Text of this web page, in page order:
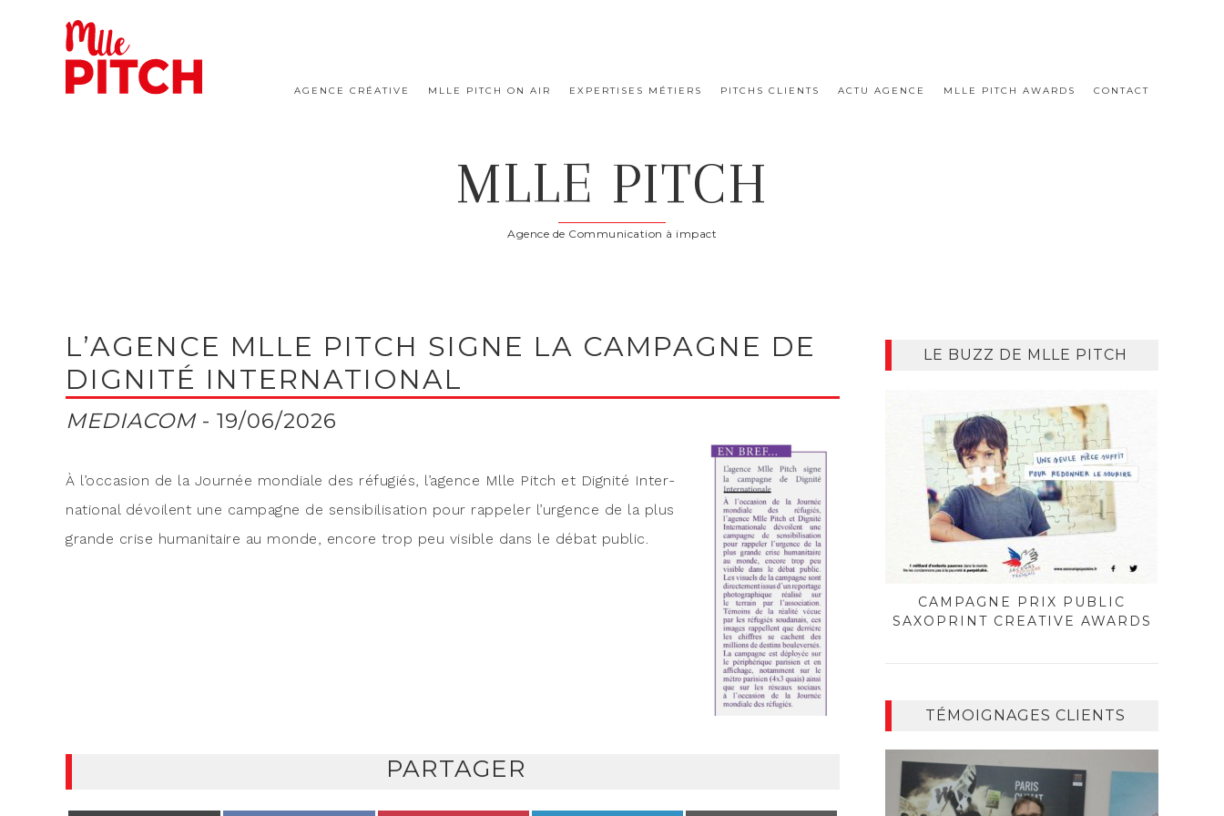
AGENCE CRÉATIVE MLLE PITCH ON AIR EXPERTISES MÉTIERS PITCHS CLIENTS ACTU AGENCE MLLE PITCH AWARDS CONTACT
MLLE PITCH
Agence de Communication à impact
L’AGENCE MLLE PITCH SIGNE LA CAMPAGNE DE
DIGNITÉ INTERNATIONAL
MEDIACOM- 19/06/2026
À l’oc­ca­sion de la Jour­née mon­diale des réfu­giés, l’a­gence Mlle Pitch et Digni­té Inter­
na­tio­nal dévoilent une cam­pagne de sen­si­bi­li­sa­tion pour rap­pe­ler l’ur­gence de la plus
grande crise huma­ni­taire au monde, encore trop peu visible dans le débat public.
PARTAGER
LE BUZZ DE MLLE PITCH
CAMPAGNE PRIX PUBLIC
SAXOPRINT CREATIVE AWARDS
TÉMOIGNAGES CLIENTS